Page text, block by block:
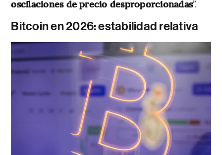
oscilaciones de precio desproporcionadas”.
Bitcoin en 2026: estabilidad relativa